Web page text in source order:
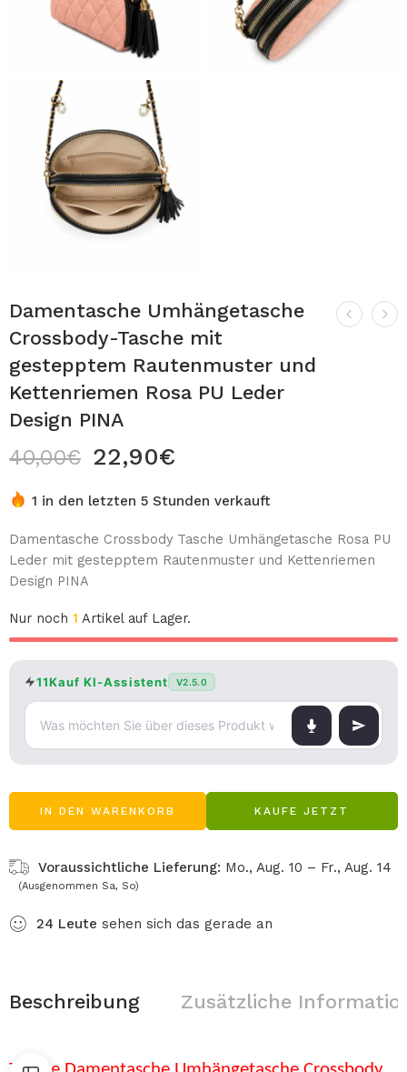
Damentasche Umhängetasche
Crossbody-Tasche mit
gestepptem Rautenmuster und
Kettenriemen Rosa PU Leder
Design PINA
40,00€ 22,90€
1 in den letzten 5 Stunden verkauft
Damentasche Crossbody Tasche Umhängetasche Rosa PU
Leder mit gestepptem Rautenmuster und Kettenriemen
Design PINA
Nur noch 1 Artikel auf Lager.
11Kauf KI-Assistent V2.5.0
IN DEN WARENKORB KAUFE JETZT
Voraussichtliche Lieferung: Mo., Aug. 10 – Fr., Aug. 14
(Ausgenommen Sa, So)
24 Leute sehen sich das gerade an
Beschreibung Zusätzliche